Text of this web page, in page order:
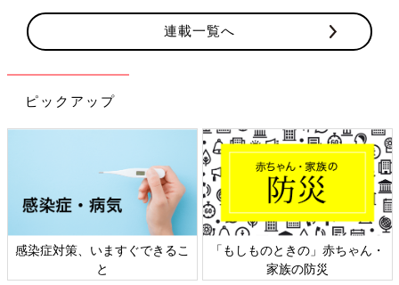
ボ・監修メニュー5選
セブンイレブンには、人気番組とのコラボや有
すか？どの商品も完売続出の人気商品なんだそ
るので、ぜひチェックしてみてくださいね。
しそうですよね。おにぎりやコンビニ弁当を買う時にもサラダを
一品足すと、栄養バランスの取れた食事ができそうですよね。
（文：かな江）
※記事内容でご紹介している投稿、リンク先は、削除される場合
があります。あらかじめご了承ください。
※記事の内容は記載当時の情報であり、現在と異なる場合があり
連載一覧へ
ピックアップ
感染症対策、いますぐできるこ
と
「もしものときの」赤ちゃん・
家族の防災